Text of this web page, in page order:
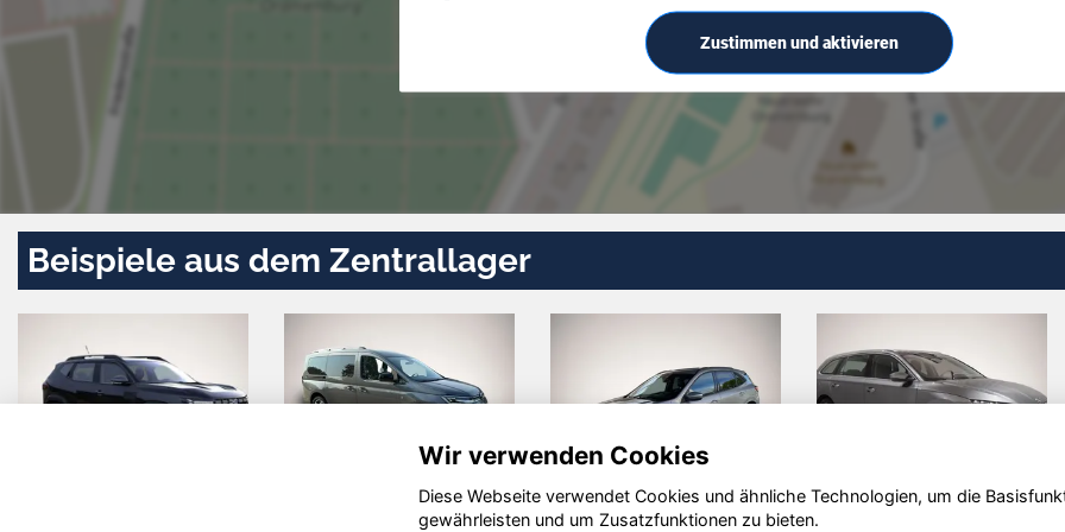
Zustimmen und aktivieren
Beispiele aus dem Zentrallager
Mazda 2 Volvo V60
Wir verwenden Cookies
Diese Webseite verwendet Cookies und ähnliche Technologien, um die
gewährleisten und um Zusatzfunktionen zu bieten.